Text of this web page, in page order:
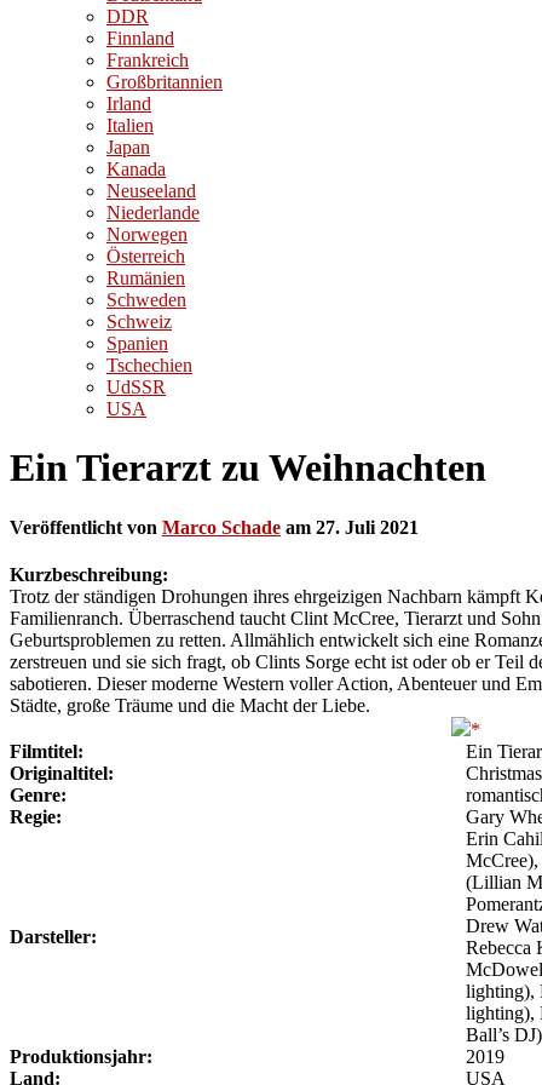
DDR
Finnland
Frankreich
Großbritannien
Irland
Italien
Japan
Kanada
Neuseeland
Niederlande
Norwegen
Österreich
Rumänien
Schweden
Schweiz
Spanien
Tschechien
UdSSR
USA
Ein Tierarzt zu Weihnachten
Veröffentlicht von Marco Schade am 27. Juli 2021
Kurzbeschreibung:
Trotz der ständigen Drohungen ihres ehrgeizigen Nachbarn kämpft
Familienranch. Überraschend taucht Clint McCree, Tierarzt und
Geburtsproblemen zu retten. Allmählich entwickelt sich eine
zerstreuen und sie sich fragt, ob Clints Sorge echt ist oder ob er Teil
sabotieren. Dieser moderne Western voller Action, Abenteuer und
Städte, große Träume und die Macht der Liebe.
Filmtitel:
Ein
Originaltitel:
Genre:
Regie:
Gary
Darsteller:
Erin
(Lillian
Drew
Rebecca
lighting),
lighting),
Ball’s DJ)
Produktionsjahr:
2019
Land:
USA